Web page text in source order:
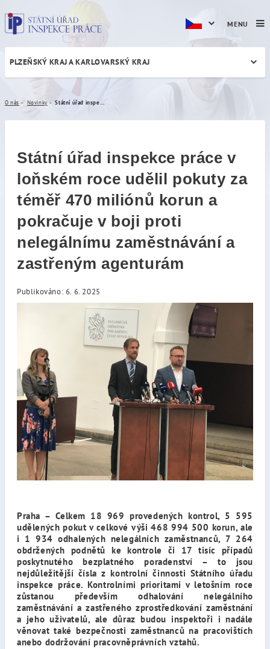
Státní úřad inspekce práce
PLZEŇSKÝ KRAJ A KARLOVARSKÝ KRAJ
O nás Novinky
Státní úřad inspekce práce v
loňském roce udělil pokuty za
téměř 470 miliónů korun a
pokračuje v boji proti
nelegálnímu zaměstnávání a
zastřeným agenturám
Publikováno: 6. 6. 2025
Praha – Celkem 18 969 provedených kontrol, 5 595
udělených pokut v celkové výši 468 994 500 korun, ale
i 1 934 odhalených nelegálních zaměstnanců, 7 264
obdržených podnětů ke kontrole či 17 tisíc případů
poskytnutého bezplatného poradenství – to jsou
nejdůležitější čísla z kontrolní činnosti Státního úřadu
inspekce práce. Kontrolními prioritami v letošním roce
zůstanou především odhalování nelegálního
zaměstnávání a zastřeného zprostředkování zaměstnání
a jeho uživatelů, ale důraz budou inspektoři i nadále
věnovat také bezpečnosti zaměstnanců na pracovištích
anebo dodržování pracovněprávních vztahů.
MENU